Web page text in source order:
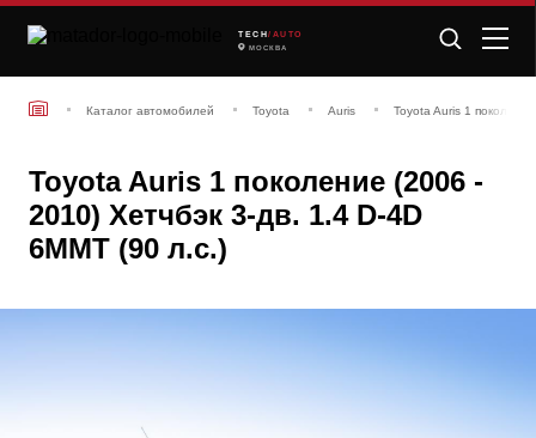
TECH /AUTO
МОСКВА
Каталог автомобилей Toyota Auris Toyota Auris 1
Toyota Auris 1 поколение (2006 -
2010) Хетчбэк 3-дв. 1.4 D-4D
6MMT (90 л.с.)